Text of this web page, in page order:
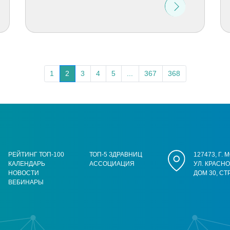
1 2 3 4 5 367 368
РЕЙТИНГ ТОП-100
КАЛЕНДАРЬ
НОВОСТИ
ВЕБИНАРЫ
ТОП-5 ЗДРАВНИЦ
АССОЦИАЦИЯ
127473, Г.
УЛ.
ДОМ 30,